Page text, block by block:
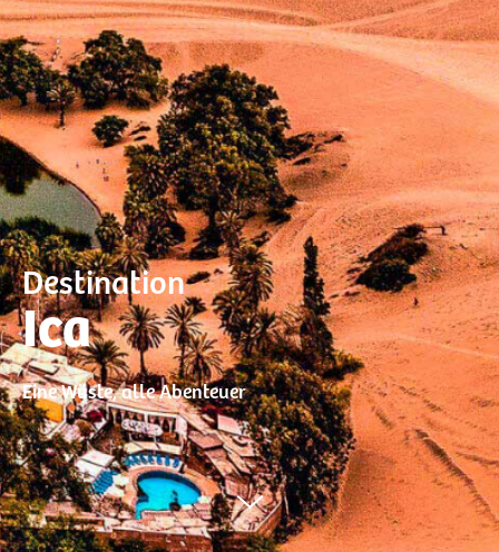
Destination
Ica
Eine Wüste, alle Abenteuer